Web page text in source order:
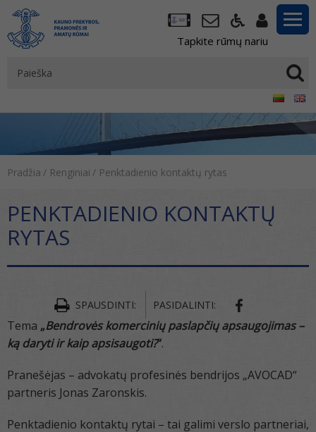
Tapkite rūmų nariu
Pradžia / Renginiai / Penktadienio kontaktų rytas
PENKTADIENIO KONTAKTŲ
RYTAS
SPAUSDINTI: PASIDALINTI:
Tema „Bendrovės komercinių paslapčių apsaugojimas –
ką daryti ir kaip apsisaugoti?“.
Pranešėjas – advokatų profesinės bendrijos „AVOCAD“
partneris Jonas Zaronskis.
Penktadienio kontaktų rytai – tai galimi verslo partneriai,